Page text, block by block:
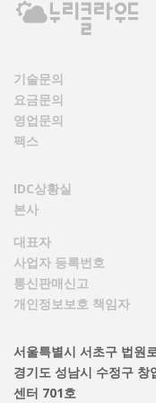
기술문의
요금문의
영업문의
팩스
IDC상황실
본사
대표자
사업자 등록번호
통신판매신고
개인정보보호 책임자
서울특별시 서초구 법원
경기도 성남시 수정구
센터 701호